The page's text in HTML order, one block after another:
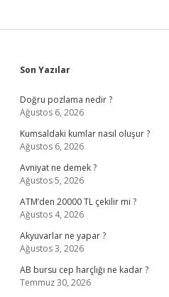
Sidebar
Son Yazılar
Doğru pozlama nedir ?
Ağustos 6, 2026
Kumsaldaki kumlar nasıl oluşur ?
Ağustos 6, 2026
Avniyat ne demek ?
Ağustos 5, 2026
ATM’den 20000 TL çekilir mi ?
Ağustos 4, 2026
Akyuvarlar ne yapar ?
Ağustos 3, 2026
AB bursu cep harçlığı ne kadar ?
Temmuz 30, 2026